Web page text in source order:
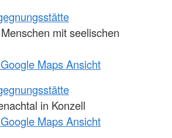
mit seelischen
Maps Ansicht
in Konzell
Maps Ansicht